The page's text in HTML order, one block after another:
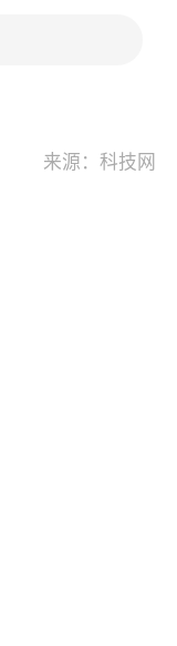
来源：科技网